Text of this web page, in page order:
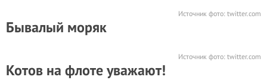
Источник фото: twitter.com
Бывалый моряк
Источник фото: twitter.com
Котов на флоте уважают!